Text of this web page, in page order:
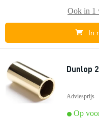
Ook in 1
In
Dunlop
Adviesprijs
Op